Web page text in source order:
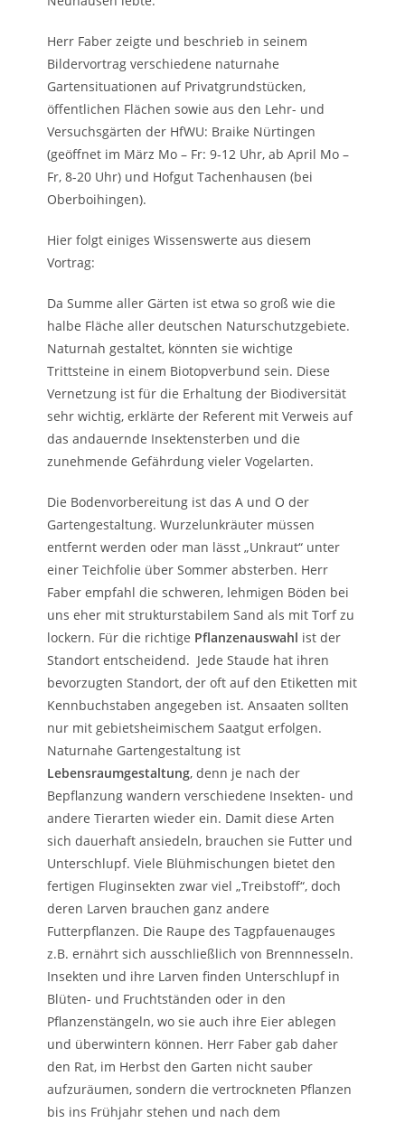
Herr Faber zeigte und beschrieb in seinem
Bildervortrag verschiedene naturnahe
Gartensituationen auf Privatgrundstücken,
öffentlichen Flächen sowie aus den Lehr- und
Versuchsgärten der HfWU: Braike Nürtingen
(geöffnet im März Mo – Fr: 9-12 Uhr, ab April Mo –
Fr, 8-20 Uhr) und Hofgut Tachenhausen (bei
Oberboihingen).
Hier folgt einiges Wissenswerte aus diesem
Vortrag:
Da Summe aller Gärten ist etwa so groß wie die
halbe Fläche aller deutschen Naturschutzgebiete.
Naturnah gestaltet, könnten sie wichtige
Trittsteine in einem Biotopverbund sein. Diese
Vernetzung ist für die Erhaltung der Biodiversität
sehr wichtig, erklärte der Referent mit Verweis auf
das andauernde Insektensterben und die
zunehmende Gefährdung vieler Vogelarten.
Die Bodenvorbereitung ist das A und O der
Gartengestaltung. Wurzelunkräuter müssen
entfernt werden oder man lässt „Unkraut“ unter
einer Teichfolie über Sommer absterben. Herr
Faber empfahl die schweren, lehmigen Böden bei
uns eher mit strukturstabilem Sand als mit Torf zu
lockern. Für die richtige Pflanzenauswahl ist der
Standort entscheidend. Jede Staude hat ihren
bevorzugten Standort, der oft auf den Etiketten mit
Kennbuchstaben angegeben ist. Ansaaten sollten
nur mit gebietsheimischem Saatgut erfolgen.
Naturnahe Gartengestaltung ist
Lebensraumgestaltung, denn je nach der
Bepflanzung wandern verschiedene Insekten- und
andere Tierarten wieder ein. Damit diese Arten
sich dauerhaft ansiedeln, brauchen sie Futter und
Unterschlupf. Viele Blühmischungen bietet den
fertigen Fluginsekten zwar viel „Treibstoff“, doch
deren Larven brauchen ganz andere
Futterpflanzen. Die Raupe des Tagpfauenauges
z.B. ernährt sich ausschließlich von Brennnesseln.
Insekten und ihre Larven finden Unterschlupf in
Blüten- und Fruchtständen oder in den
Pflanzenstängeln, wo sie auch ihre Eier ablegen
und überwintern können. Herr Faber gab daher
den Rat, im Herbst den Garten nicht sauber
aufzuräumen, sondern die vertrockneten Pflanzen
bis ins Frühjahr stehen und nach dem